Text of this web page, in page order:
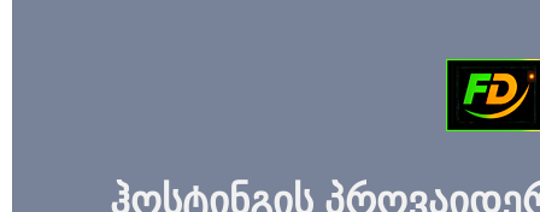
ჰოსტინგის